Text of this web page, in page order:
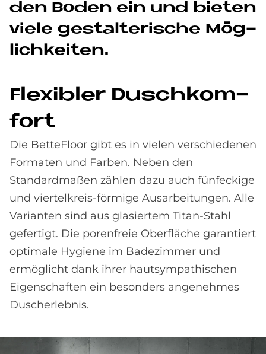
den Bo­den ein und bie­ten
vie­le ge­stal­te­ri­sche Mög­
lich­kei­ten.
Fle­xi­bler Dusch­kom­
fort
Die BetteFloor gibt es in vielen verschiedenen
Formaten und Farben. Neben den
Standardmaßen zählen dazu auch fünfeckige
und viertelkreis-förmige Ausarbeitungen. Alle
Varianten sind aus glasiertem Titan-Stahl
gefertigt. Die porenfreie Oberfläche garantiert
optimale Hygiene im Badezimmer und
ermöglicht dank ihrer hautsympathischen
Eigenschaften ein besonders angenehmes
Duscherlebnis.